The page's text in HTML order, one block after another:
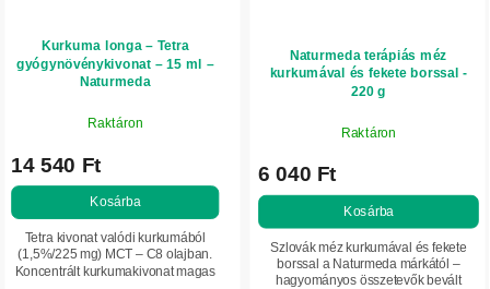
Kurkuma longa – Tetra
gyógynövénykivonat – 15 ml –
Naturmeda
Raktáron
14 540 Ft
Kosárba
Tetra kivonat valódi kurkumából
(1,5%/225 mg) MCT – C8 olajban.
Koncentrált kurkumakivonat magas
Naturmeda terápiás méz
kurkumával és fekete borssal -
220 g
Raktáron
6 040 Ft
Kosárba
Szlovák méz kurkumával és fekete
borssal a Naturmeda márkától –
hagyományos összetevők bevált